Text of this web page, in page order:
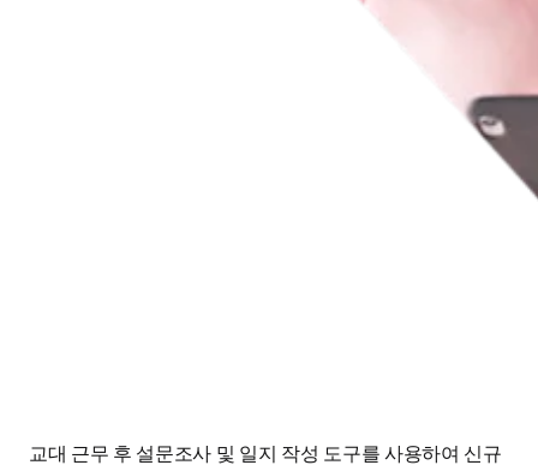
교대 근무 후 설문조사 및 일지 작성 도구를 사용하여 신규